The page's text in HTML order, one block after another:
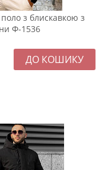
з блискавкою з
Ф-1536